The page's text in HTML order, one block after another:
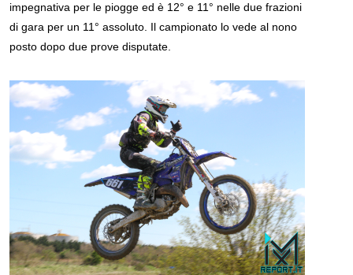
impegnativa per le piogge ed è 12° e 11° nelle due frazioni
di gara per un 11° assoluto. Il campionato lo vede al nono
posto dopo due prove disputate.